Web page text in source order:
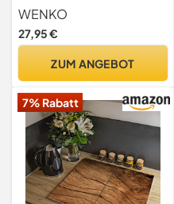
Kochfelder, 0.5 x 50 x 56
cm
WENKO
27,95 €
ZUM ANGEBOT
7% Rabatt